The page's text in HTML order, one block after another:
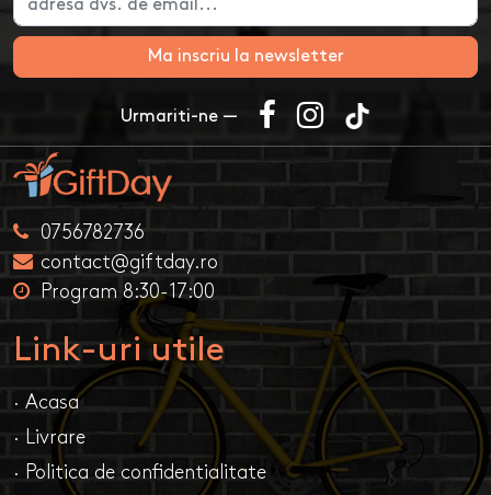
Ma inscriu la newsletter
Urmariti-ne —
0756782736
contact@giftday.ro
Program 8:30-17:00
Link-uri utile
· Acasa
· Livrare
· Politica de confidentialitate